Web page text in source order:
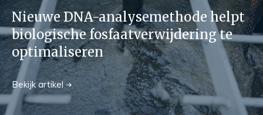
Nieuwe DNA-analysemethode helpt
biologische fosfaatverwijdering te
optimaliseren
Bekijkartikel